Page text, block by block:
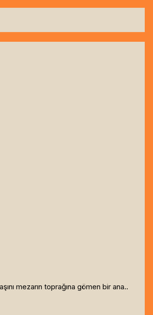
mezarın toprağına gömen bir ana..